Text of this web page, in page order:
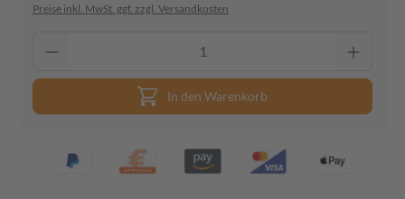
Preise inkl. MwSt. ggf. zzgl. Versandkosten
In den Warenkorb